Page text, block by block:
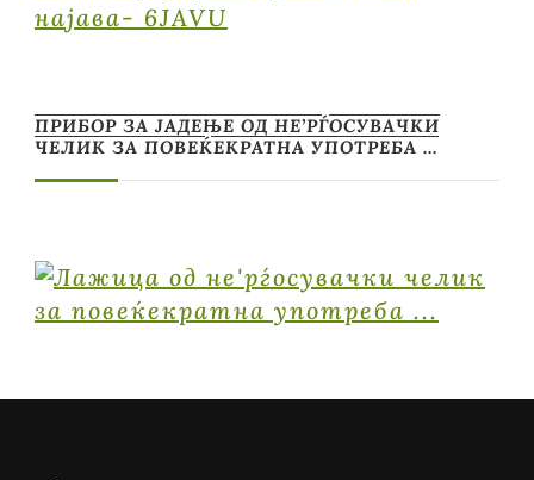
најава- 6JAVU
ПРИБОР ЗА ЈАДЕЊЕ ОД НЕ’РЃОСУВАЧКИ
ЧЕЛИК ЗА ПОВЕЌЕКРАТНА УПОТРЕБА …